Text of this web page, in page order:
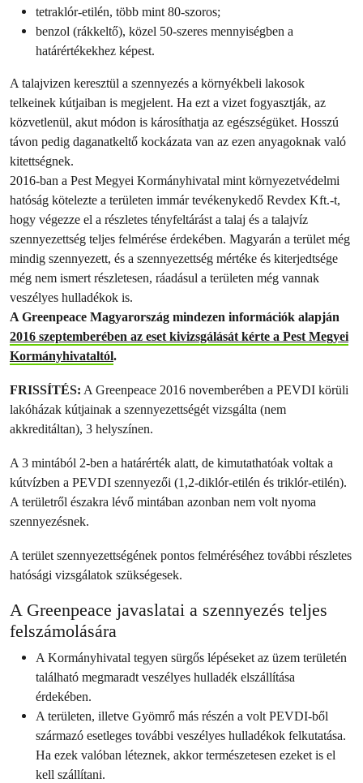
tetraklór-etilén, több mint 80-szoros;
benzol (rákkeltő), közel 50-szeres mennyiségben a
határértékekhez képest.
A talajvizen keresztül a szennyezés a környékbeli lakosok
telkeinek kútjaiban is megjelent. Ha ezt a vizet fogyasztják, az
közvetlenül, akut módon is károsíthatja az egészségüket. Hosszú
távon pedig daganatkeltő kockázata van az ezen anyagoknak való
kitettségnek.
2016-ban a Pest Megyei Kormányhivatal mint környezetvédelmi
hatóság kötelezte a területen immár tevékenykedő Revdex Kft.-t,
hogy végezze el a részletes tényfeltárást a talaj és a talajvíz
szennyezettség teljes felmérése érdekében. Magyarán a terület még
mindig szennyezett, és a szennyezettség mértéke és kiterjedtsége
még nem ismert részletesen, ráadásul a területen még vannak
veszélyes hulladékok is.
A Greenpeace Magyarország mindezen információk alapján
2016 szeptemberében az eset kivizsgálását kérte a Pest Megyei
Kormányhivataltól.
FRISSÍTÉS: A Greenpeace 2016 novemberében a PEVDI körüli
lakóházak kútjainak a szennyezettségét vizsgálta (nem
akkreditáltan), 3 helyszínen.
A 3 mintából 2-ben a határérték alatt, de kimutathatóak voltak a
kútvízben a PEVDI szennyezői (1,2-diklór-etilén és triklór-etilén).
A területről északra lévő mintában azonban nem volt nyoma
szennyezésnek.
A terület szennyezettségének pontos felméréséhez további részletes
hatósági vizsgálatok szükségesek.
A Greenpeace javaslatai a szennyezés teljes
felszámolására
A Kormányhivatal tegyen sürgős lépéseket az üzem területén
található megmaradt veszélyes hulladék elszállítása
érdekében.
A területen, illetve Gyömrő más részén a volt PEVDI-ből
származó esetleges további veszélyes hulladékok felkutatása.
Ha ezek valóban léteznek, akkor természetesen ezeket is el
kell szállítani.